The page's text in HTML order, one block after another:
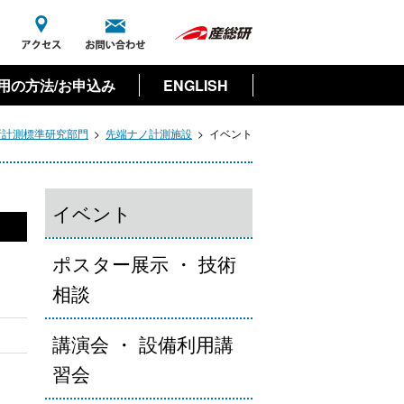
の方法/お申込み ENGLISH
測標準研究部門 先端ナノ計測施設 イベント
イベント
ポスター展示 ・ 技術
相談
講演会 ・ 設備利用講
習会